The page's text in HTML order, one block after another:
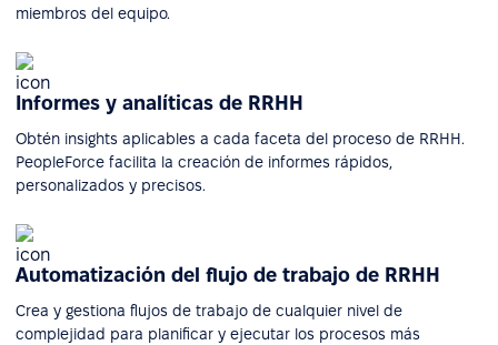
miembros del equipo.
Informes y analíticas de RRHH
Obtén insights aplicables a cada faceta del proceso de RRHH.
PeopleForce facilita la creación de informes rápidos,
personalizados y precisos.
Automatización del flujo de trabajo de RRHH
Crea y gestiona flujos de trabajo de cualquier nivel de
complejidad para planificar y ejecutar los procesos más